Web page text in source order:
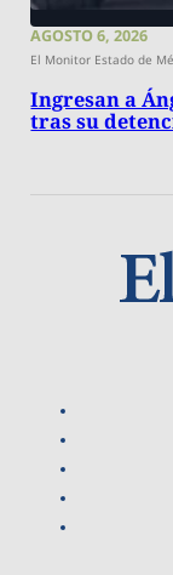
AGOSTO 6, 2026
El Monitor Estado de
Ingresan a
tras su